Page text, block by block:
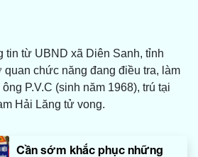
tin từ UBND xã Diên Sanh, tỉnh
quan chức năng đang điều tra, làm
P.V.C (sinh năm 1968), trú tại
Hải Lăng tử vong.
Cần sớm khắc phục những